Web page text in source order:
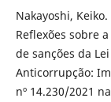
Nakayoshi,
Reflexões sobre
de sanções da
Anticorrupção:
nº 14.230/2021